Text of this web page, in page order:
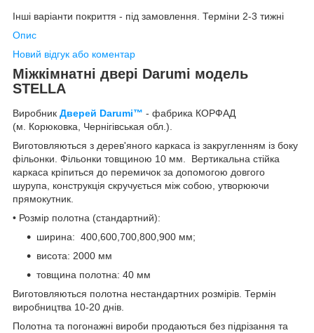
Інші варіанти покриття - під замовлення. Терміни 2-3 тижні
Опис
Новий відгук або коментар
Міжкімнатні двері Darumi модель
STELLA
Виробник Дверей Darumi™ - фабрика КОРФАД
(м. Корюковка, Чернігівськая обл.).
Виготовляються з дерев'яного каркаса із закругленням із боку
фільонки. Фільонки товщиною 10 мм. Вертикальна стійка
каркаса кріпиться до перемичок за допомогою довгого
шурупа, конструкція скручується між собою, утворюючи
прямокутник.
• Розмір полотна (стандартний):
ширина: 400,600,700,800,900 мм;
висота: 2000 мм
товщина полотна: 40 мм
Виготовляються полотна нестандартних розмірів. Термін
виробництва 10-20 днів.
Полотна та погонажні вироби продаються без підрізання та